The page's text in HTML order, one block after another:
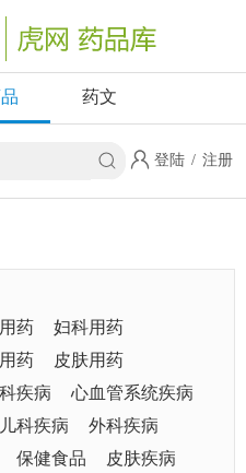
药文
登陆 / 注册
药
妇科用药
药
皮肤用药
疾病
心血管系统疾病
儿科疾病
外科疾病
保健食品
皮肤疾病